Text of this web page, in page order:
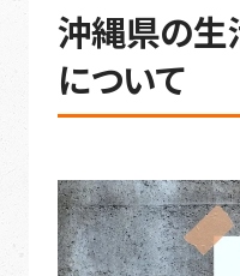
沖縄県の
について